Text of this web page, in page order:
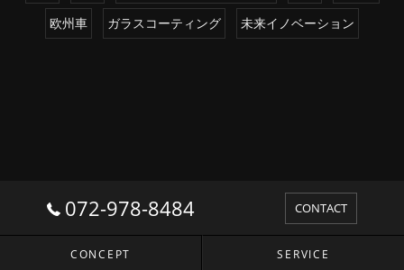
欧州車 ガラスコーティング 未来イノベーション
072-978-8484 CONTACT
CONCEPT SERVICE